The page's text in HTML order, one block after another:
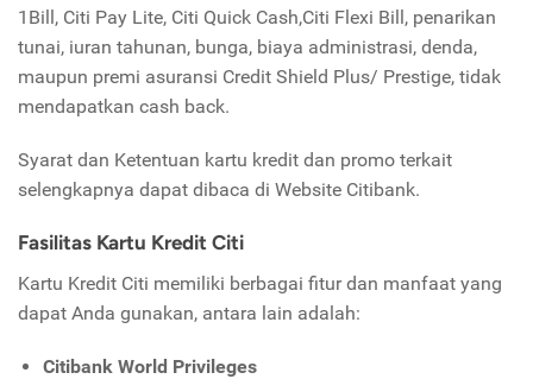
1Bill, Citi Pay Lite, Citi Quick Cash,Citi Flexi Bill, penarikan
tunai, iuran tahunan, bunga, biaya administrasi, denda,
maupun premi asuransi Credit Shield Plus/ Prestige, tidak
mendapatkan cash back.
Syarat dan Ketentuan kartu kredit dan promo terkait
selengkapnya dapat dibaca di Website Citibank.
Fasilitas Kartu Kredit Citi
Kartu Kredit Citi memiliki berbagai fitur dan manfaat yang
dapat Anda gunakan, antara lain adalah:
Citibank World Privileges